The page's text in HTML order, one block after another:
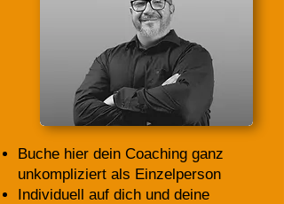
Buche hier dein Coaching ganz
unkompliziert als Einzelperson
Individuell auf dich und deine